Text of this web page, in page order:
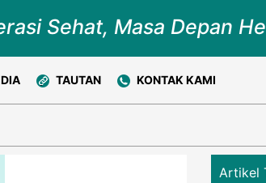
Sehat, Masa Depan
TAUTAN KONTAK KAMI
Artikel